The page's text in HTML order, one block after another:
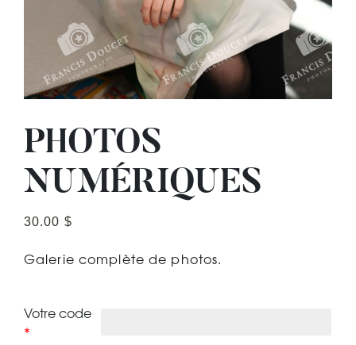
PHOTOS
NUMÉRIQUES
30.00 $
Galerie complète de photos.
Votre code
*